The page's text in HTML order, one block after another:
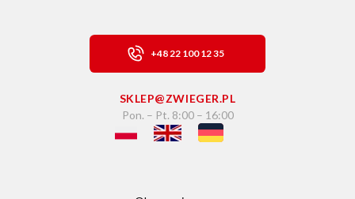
+48 22 100 12 35
SKLEP@ZWIEGER.PL
Pon. – Pt. 8:00 – 16:00